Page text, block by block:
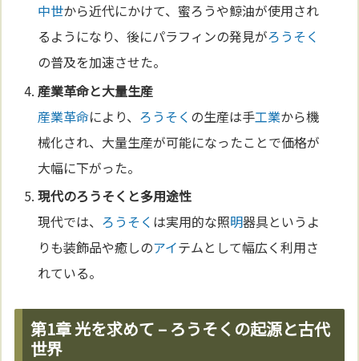
中世から近代にかけて、蜜ろうや鯨油が使用され
るようになり、後にパラフィンの発見がろうそく
の普及を加速させた。
産業革命と大量生産
産業革命により、 ろうそく の生産は手工業から機
械化され、大量生産が可能になったことで価格が
大幅に下がった。
現代のろうそく と多用途性
現代では、 ろうそく は実用的な照明器具というよ
りも装飾品や癒しのアイテムとして幅広く利用さ
れている。
第1章 光を求めて – ろうそくの起源と古代
世界